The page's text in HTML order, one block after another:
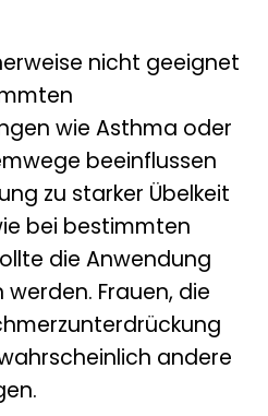
nicht geeignet
wie Asthma oder
beeinflussen
zu starker Übelkeit
bei bestimmten
die Anwendung
Frauen, die
andere